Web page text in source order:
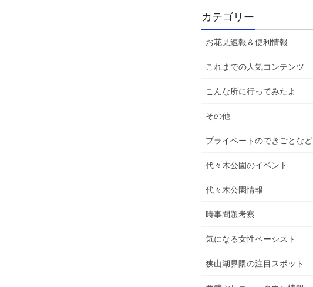
カテゴリー
お花見速報＆便利情報
これまでの人気コンテンツ
こんな所に行ってみたよ
その他
プライベートのできごとなど
代々木公園のイベント
代々木公園情報
時事問題考察
気になる女性ベーシスト
狭山湖界隈の注目スポット